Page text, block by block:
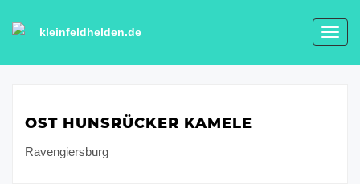
kleinfeldhelden.de
OST HUNSRÜCKER KAMELE
Ravengiersburg